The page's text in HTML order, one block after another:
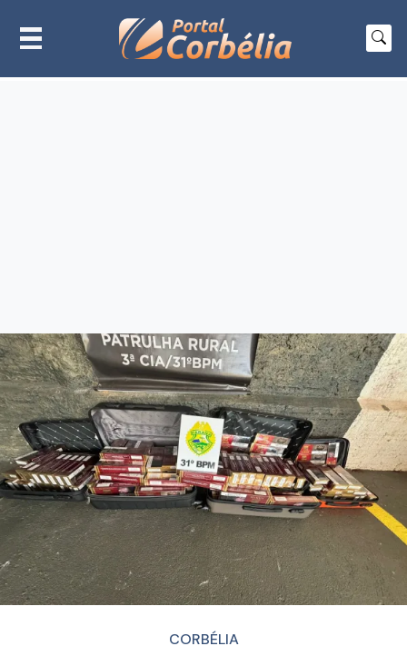
CORBÉLIA